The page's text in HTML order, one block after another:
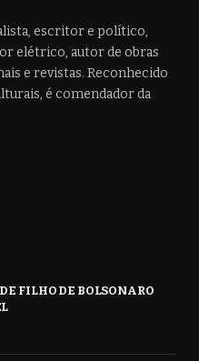
escritor e político,
elétrico, autor de obras
e revistas. Reconhecido
é comendador da
FILHO DE BOLSONARO